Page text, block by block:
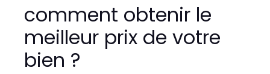
comment obtenir le
meilleur prix de votre
bien ?